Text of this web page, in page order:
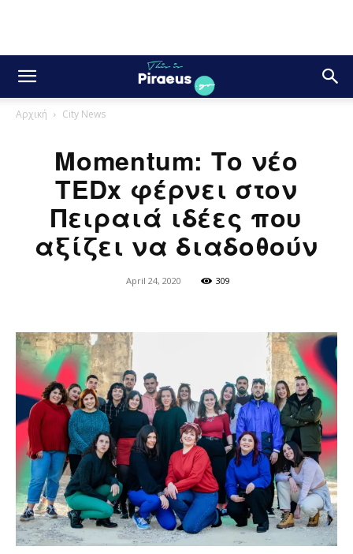
Αρχική City News
Momentum: Το νέο
TEDx φέρνει στον
Πειραιά ιδέες που
αξίζει να διαδοθούν
April 24, 2020 309